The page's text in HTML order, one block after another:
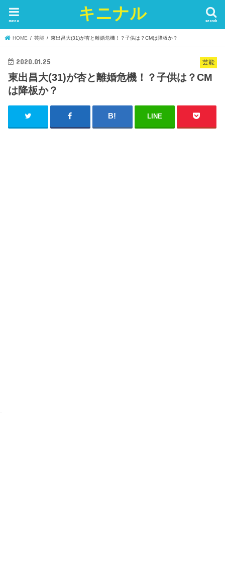
キニナル search
menu
HOME 芸能 東出昌大(31)が杏と離婚危機！？子供は？CMは降板か？
芸能
2020.01.25
東出昌大(31)が杏と離婚危機！？子供は？CM
は降板か？
LINE